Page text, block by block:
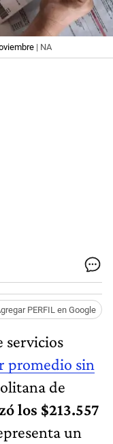
| NA
PERFIL en Google
servicios
promedio sin
de
los $213.557
un